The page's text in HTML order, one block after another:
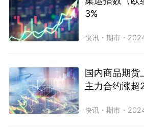
3%
快讯 ・期市 ・
国内商品期货
主力合约涨超
快讯 ・期市 ・